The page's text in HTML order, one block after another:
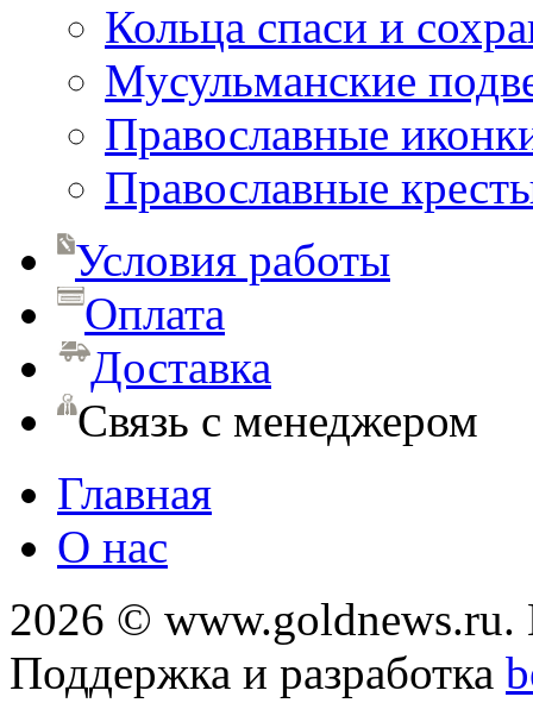
Кольца спаси и
Мусульманские
Православные
Православные
Условия работы
Оплата
Доставка
Связь с менеджером
Главная
О нас
2026 ©
Поддержка и разработка